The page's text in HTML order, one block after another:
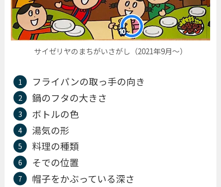
サイゼリヤのまちがいさがし（2021年9月〜）
フライパンの取っ手の向き
鍋のフタの大きさ
ボトルの色
湯気の形
料理の種類
そでの位置
帽子をかぶっている深さ